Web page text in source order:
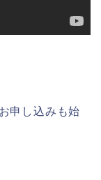
申し込みも始